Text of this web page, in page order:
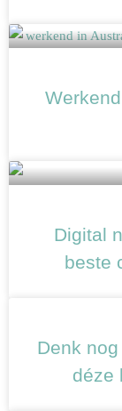
Digital
beste
Denk
déze